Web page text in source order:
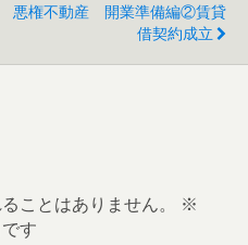
悪権不動産 開業準備編②賃貸
借契約成立
ことはありません。
※
す